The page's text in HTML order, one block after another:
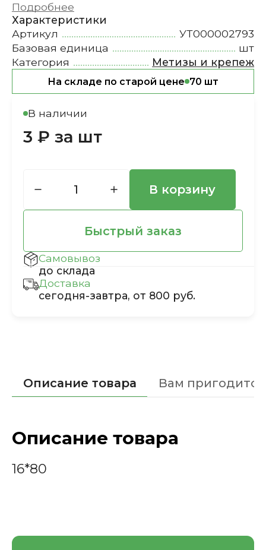
Подробнее
Характеристики
Артикул
УТ000002793
Базовая единица
шт
Категория
Метизы и крепеж
На складе по старой цене 70 шт
В наличии
3 ₽ за шт
В корзину
Быстрый заказ
Самовывоз
до склада
Доставка
сегодня-завтра, от 800 руб.
Описание товара Вам пригодится
Описание товара
16*80